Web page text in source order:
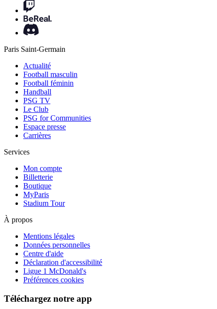
Paris Saint-Germain
Actualité
Football masculin
Football féminin
Handball
PSG TV
Le Club
PSG for Communities
Espace presse
Carrières
Services
Mon compte
Billetterie
Boutique
MyParis
Stadium Tour
À propos
Mentions légales
Données personnelles
Centre d'aide
Déclaration d'accessibilité
Ligue 1 McDonald's
Préférences cookies
Téléchargez notre app